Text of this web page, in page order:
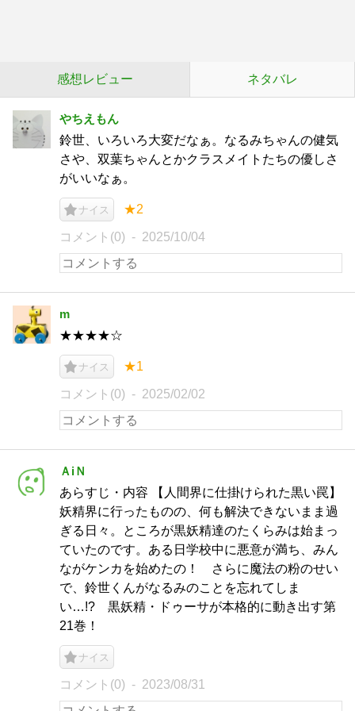
感想レビュー ネタバレ
やちえもん
鈴世、いろいろ大変だなぁ。なるみちゃんの健気
さや、双葉ちゃんとかクラスメイトたちの優しさ
がいいなぁ。
ナイス ★2
コメント(0) 2025/10/04
m
★★★★☆
ナイス ★1
コメント(0) 2025/02/02
ＡiＮ
あらすじ・内容 【人間界に仕掛けられた黒い罠】
妖精界に行ったものの、何も解決できないまま過
ぎる日々。ところが黒妖精達のたくらみは始まっ
ていたのです。ある日学校中に悪意が満ち、みん
ながケンカを始めたの！ さらに魔法の粉のせい
で、鈴世くんがなるみのことを忘れてしま
い…!? 黒妖精・ドゥーサが本格的に動き出す第
21巻！
ナイス
コメント(0) 2023/08/31